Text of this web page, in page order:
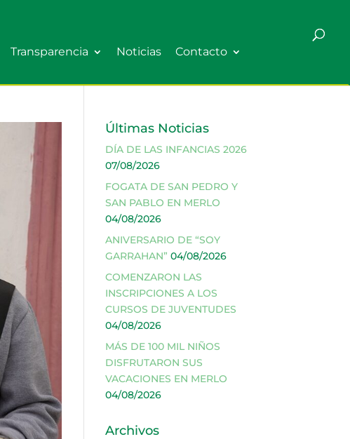
Transparencia Noticias Contacto
Últimas Noticias
DÍA DE LAS INFANCIAS 2026
07/08/2026
FOGATA DE SAN PEDRO Y
SAN PABLO EN MERLO
04/08/2026
ANIVERSARIO DE “SOY
GARRAHAN” 04/08/2026
COMENZARON LAS
INSCRIPCIONES A LOS
CURSOS DE JUVENTUDES
04/08/2026
MÁS DE 100 MIL NIÑOS
DISFRUTARON SUS
VACACIONES EN MERLO
04/08/2026
Archivos